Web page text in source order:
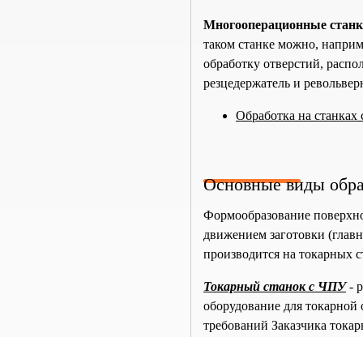
Многооперационные
таком станке можно,
обработку отверстий,
резцедержатель и
Обработка на
Основные виды
Формообразование
движением заготовки
производится на токарных
Токарный станок с ЧПУ-
оборудование для
требований Заказчика